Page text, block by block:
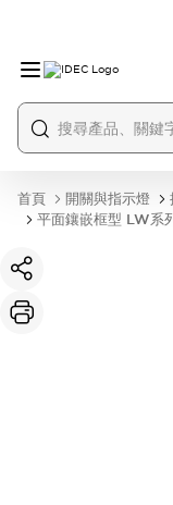
首頁 開關與指示燈
平面鑲嵌框型 LW系